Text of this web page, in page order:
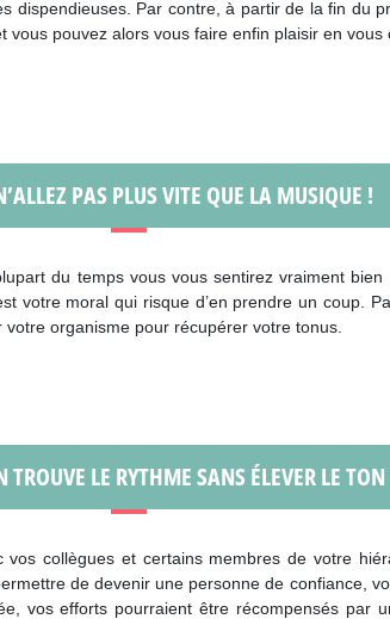
dispendieuses. Par contre, à partir de la fin du
vous pouvez alors vous faire enfin plaisir en vous
PAS PLUS VITE QUE LA MUSIQUE !
du temps vous vous sentirez vraiment bien
votre moral qui risque d’en prendre un coup.
organisme pour récupérer votre tonus.
LE RYTHME SANS ÉLEVER LE
collègues et certains membres de votre
de devenir une personne de confiance,
vos efforts pourraient être récompensés par